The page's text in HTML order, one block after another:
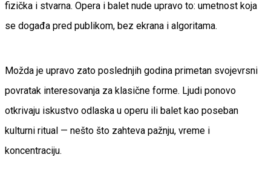
fizička i stvarna. Opera i balet nude upravo to: umetnost koja
se događa pred publikom, bez ekrana i algoritama.
Možda je upravo zato poslednjih godina primetan svojevrsni
povratak interesovanja za klasične forme. Ljudi ponovo
otkrivaju iskustvo odlaska u operu ili balet kao poseban
kulturni ritual — nešto što zahteva pažnju, vreme i
koncentraciju.